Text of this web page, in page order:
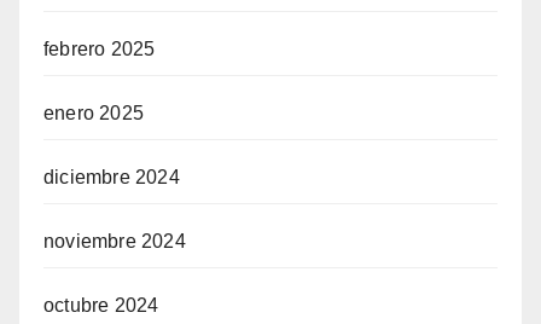
febrero 2025
enero 2025
diciembre 2024
noviembre 2024
octubre 2024